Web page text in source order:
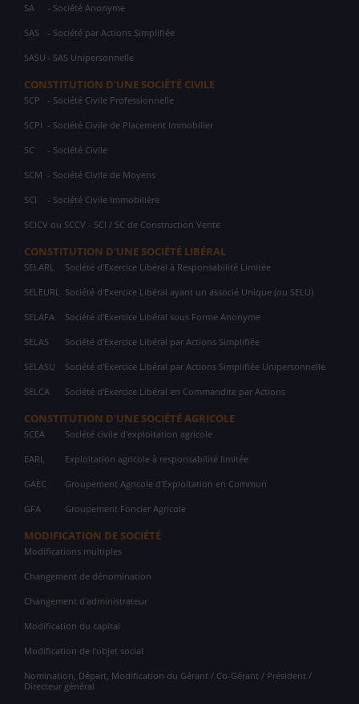
SA - Société Anonyme
SAS - Société par Actions Simplifiée
SASU - SAS Unipersonnelle
CONSTITUTION D'UNE SOCIÉTÉ CIVILE
SCP - Société Civile Professionnelle
SCPI - Société Civile de Placement Immobilier
SC - Société Civile
SCM - Société Civile de Moyens
SCI - Société Civile Immobilière
SCICV ou SCCV - SCI / SC de Construction Vente
CONSTITUTION D'UNE SOCIÉTÉ LIBÉRAL
SELARL Société d'Exercice Libéral à Responsabilité Limitée
SELEURL Société d'Exercice Libéral ayant un associé Unique (ou SELU)
SELAFA Société d'Exercice Libéral sous Forme Anonyme
SELAS Société d'Exercice Libéral par Actions Simplifiée
SELASU Société d'Exercice Libéral par Actions Simplifiée Unipersonnelle
SELCA Société d'Exercice Libéral en Commandite par Actions
CONSTITUTION D'UNE SOCIÉTÉ AGRICOLE
SCEA Société civile d'exploitation agricole
EARL Exploitation agricole à responsabilité limitée
GAEC Groupement Agricole d'Exploitation en Commun
GFA Groupement Foncier Agricole
MODIFICATION DE SOCIÉTÉ
Modifications multiples
Changement de dénomination
Changement d'administrateur
Modification du capital
Modification de l'objet social
Nomination, Départ, Modification du Gérant / Co-Gérant / Président /
Directeur général